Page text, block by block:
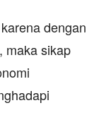
dengan
maka sikap